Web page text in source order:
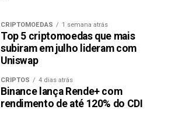
CRIPTOMOEDAS 1 semana atrás
Top 5 criptomoedas que mais
subiram em julho lideram com
Uniswap
CRIPTOS 4 dias atrás
Binance lança Rende+ com
rendimento de até 120% do CDI